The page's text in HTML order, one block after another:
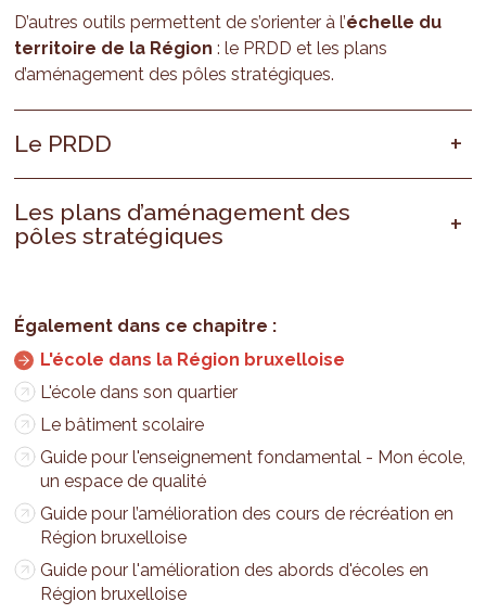
D’autres outils permettent de s’orienter à l’échelle du
territoire de la Région : le PRDD et les plans
d’aménagement des pôles stratégiques.
Le PRDD
Les plans d’aménagement des
pôles stratégiques
L'école dans la Région bruxelloise
L'école dans son quartier
Le bâtiment scolaire
Guide pour l'enseignement fondamental - Mon école,
un espace de qualité
Guide pour l’amélioration des cours de récréation en
Région bruxelloise
Guide pour l'amélioration des abords d'écoles en
Région bruxelloise